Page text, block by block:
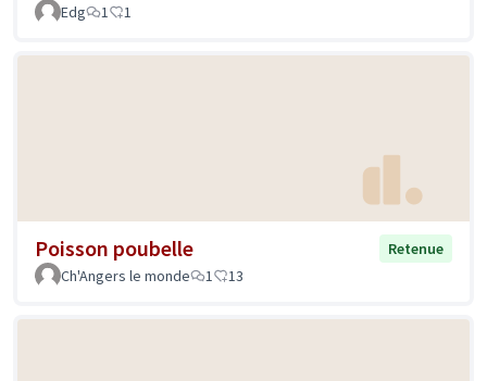
Edg 1 1
Poisson poubelle
Retenue
Ch'Angers le monde
1 13